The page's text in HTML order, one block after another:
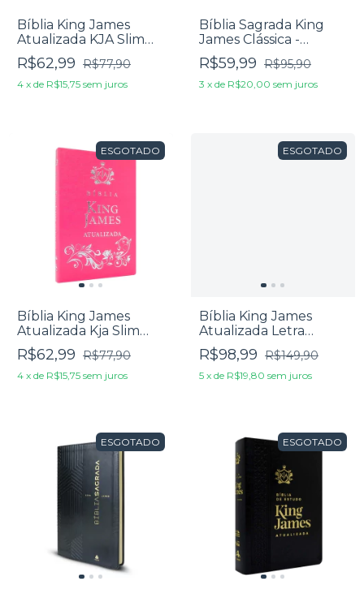
Bíblia King James
Atualizada KJA Slim
Média Luxo Azul
R$62,99 R$77,90
4 x de R$15,75 sem juros
Bíblia Sagrada King
James Clássica -
Ultrafina Capa Luxo
Azul
R$59,99 R$95,90
3 x de R$20,00 sem juros
ESGOTADO
Bíblia King James
Atualizada Kja Slim
Média Luxo Rosa
R$62,99 R$77,90
4 x de R$15,75 sem juros
ESGOTADO
Bíblia King James
Atualizada Letra
Ultragigante Luxo
Marrom
R$98,99 R$149,90
5 x de R$19,80 sem juros
ESGOTADO ESGOTADO